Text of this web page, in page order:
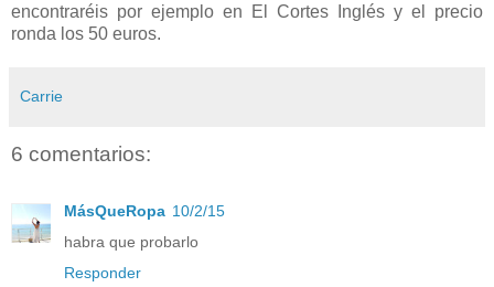
encontraréis por ejemplo en El Cortes Inglés y el precio
ronda los 50 euros.
Carrie
6 comentarios:
MásQueRopa 10/2/15
habra que probarlo
Responder